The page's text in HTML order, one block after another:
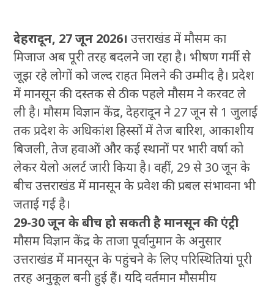
देहरादून, 27 जून 2026। उत्तराखंड में मौसम का
मिजाज अब पूरी तरह बदलने जा रहा है। भीषण गर्मी से
जूझ रहे लोगों को जल्द राहत मिलने की उम्मीद है। प्रदेश
में मानसून की दस्तक से ठीक पहले मौसम ने करवट ले
ली है। मौसम विज्ञान केंद्र, देहरादून ने 27 जून से 1 जुलाई
तक प्रदेश के अधिकांश हिस्सों में तेज बारिश, आकाशीय
बिजली, तेज हवाओं और कई स्थानों पर भारी वर्षा को
लेकर येलो अलर्ट जारी किया है। वहीं, 29 से 30 जून के
बीच उत्तराखंड में मानसून के प्रवेश की प्रबल संभावना भी
जताई गई है।
29-30 जून के बीच हो सकती है मानसून की एंट्री
मौसम विज्ञान केंद्र के ताजा पूर्वानुमान के अनुसार
उत्तराखंड में मानसून के पहुंचने के लिए परिस्थितियां पूरी
तरह अनुकूल बनी हुई हैं। यदि वर्तमान मौसमीय